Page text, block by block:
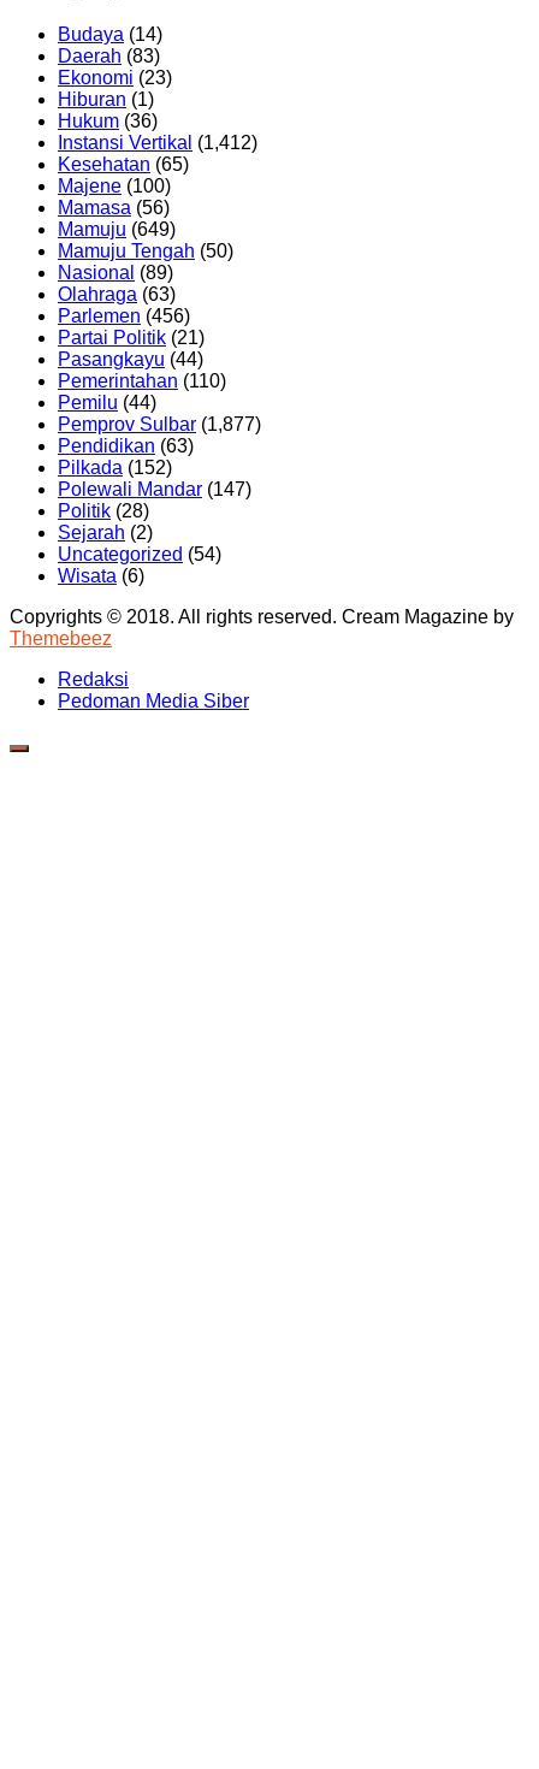
Budaya (14)
Daerah (83)
Ekonomi (23)
Hiburan (1)
Hukum (36)
Instansi Vertikal (1,412)
Kesehatan (65)
Majene (100)
Mamasa (56)
Mamuju (649)
Mamuju Tengah (50)
Nasional (89)
Olahraga (63)
Parlemen (456)
Partai Politik (21)
Pasangkayu (44)
Pemerintahan (110)
Pemilu (44)
Pemprov Sulbar (1,877)
Pendidikan (63)
Pilkada (152)
Polewali Mandar (147)
Politik (28)
Sejarah (2)
Uncategorized (54)
Wisata (6)
Copyrights © 2018. All rights reserved. Cream Magazine by
Themebeez
Redaksi
Pedoman Media Siber